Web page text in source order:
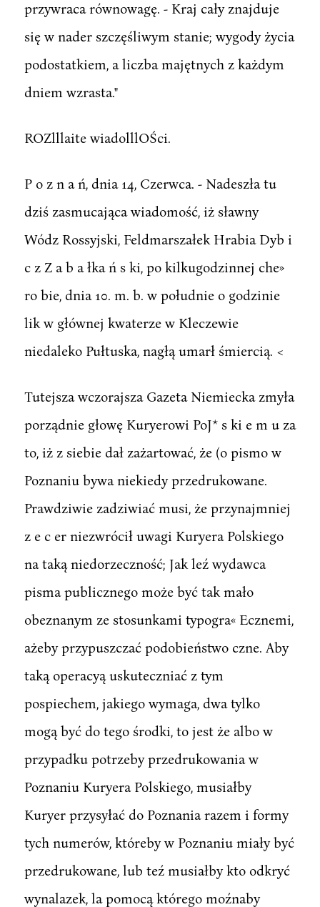
przywraca równowagę. - Kraj cały znajduje
się w nader szczęśliwym stanie; wygody życia
podostatkiem, a liczba majętnych z każdym
dniem wzrasta."
ROZlllaite wiadolllOŚci.
P o z n a ń, dnia 14, Czerwca. - Nadeszła tu
dziś zasmucająca wiadomość, iż sławny
Wódz Rossyjski, Feldmarszałek Hrabia Dyb i
c z Z a b a łka ń s ki, po kilkugodzinnej che»
ro bie, dnia 10. m. b. w południe o godzinie
lik w głównej kwaterze w Kleczewie
niedaleko Pułtuska, nagłą umarł śmiercią. <
Tutejsza wczorajsza Gazeta Niemiecka zmyła
porządnie głowę Kuryerowi PoJ* s ki e m u za
to, iż z siebie dał zażartować, że (o pismo w
Poznaniu bywa niekiedy przedrukowane.
Prawdziwie zadziwiać musi, że przynajmniej
z e c er niezwrócił uwagi Kuryera Polskiego
na taką niedorzeczność; Jak leź wydawca
pisma publicznego może być tak mało
obeznanym ze stosunkami typogra« Ecznemi,
ażeby przypuszczać podobieństwo czne. Aby
taką operacyą uskuteczniać z tym
pospiechem, jakiego wymaga, dwa tylko
mogą być do tego środki, to jest że albo w
przypadku potrzeby przedrukowania w
Poznaniu Kuryera Polskiego, musiałby
Kuryer przysyłać do Poznania razem i formy
tych numerów, któreby w Poznaniu miały być
przedrukowane, lub teź musiałby kto odkryć
wynalazek, la pomocą którego moźnaby